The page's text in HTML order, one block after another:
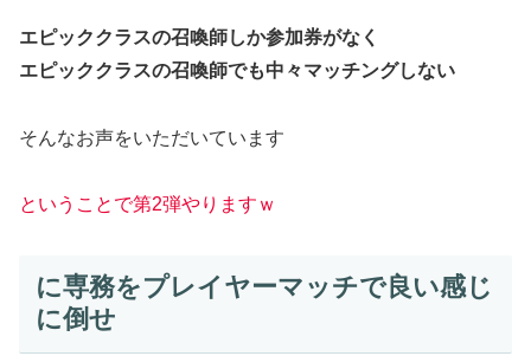
エピッククラスの召喚師しか参加券がなく
エピッククラスの召喚師でも中々マッチングしない
そんなお声をいただいています
ということで第2弾やりますｗ
に専務をプレイヤーマッチで良い感じ
に倒せ